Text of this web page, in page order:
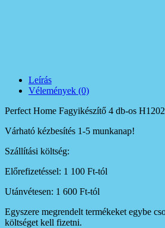
Leírás
Vélemények (0)
Perfect Home Fagyikészítő 4 db-os
Várható kézbesítés 1-5 munkanap!
Szállítási költség:
Előrefizetéssel: 1 100 Ft-tól
Utánvétesen: 1 600 Ft-tól
Egyszere megrendelt termékeket egybe
költséget kell fizetni.